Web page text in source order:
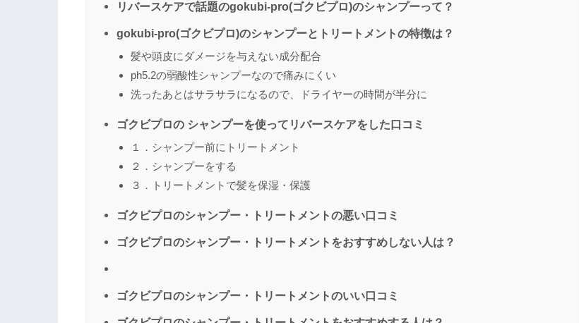
リバースケアで話題のgokubi-pro(ゴクビプロ)のシャンプーって？
gokubi-pro(ゴクビプロ)のシャンプーとトリートメントの特徴は？
髪や頭皮にダメージを与えない成分配合
ph5.2の弱酸性シャンプーなので痛みにくい
洗ったあとはサラサラになるので、ドライヤーの時間が半分に
ゴクビプロの シャンプーを使ってリバースケアをした口コミ
１．シャンプー前にトリートメント
２．シャンプーをする
３．トリートメントで髪を保湿・保護
ゴクビプロのシャンプー・トリートメントの悪い口コミ
ゴクビプロのシャンプー・トリートメントをおすすめしない人は？
ゴクビプロのシャンプー・トリートメントのいい口コミ